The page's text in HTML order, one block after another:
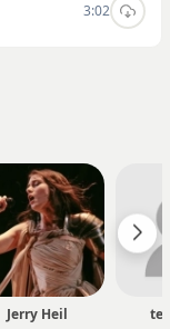
3:02
Jerry Heil